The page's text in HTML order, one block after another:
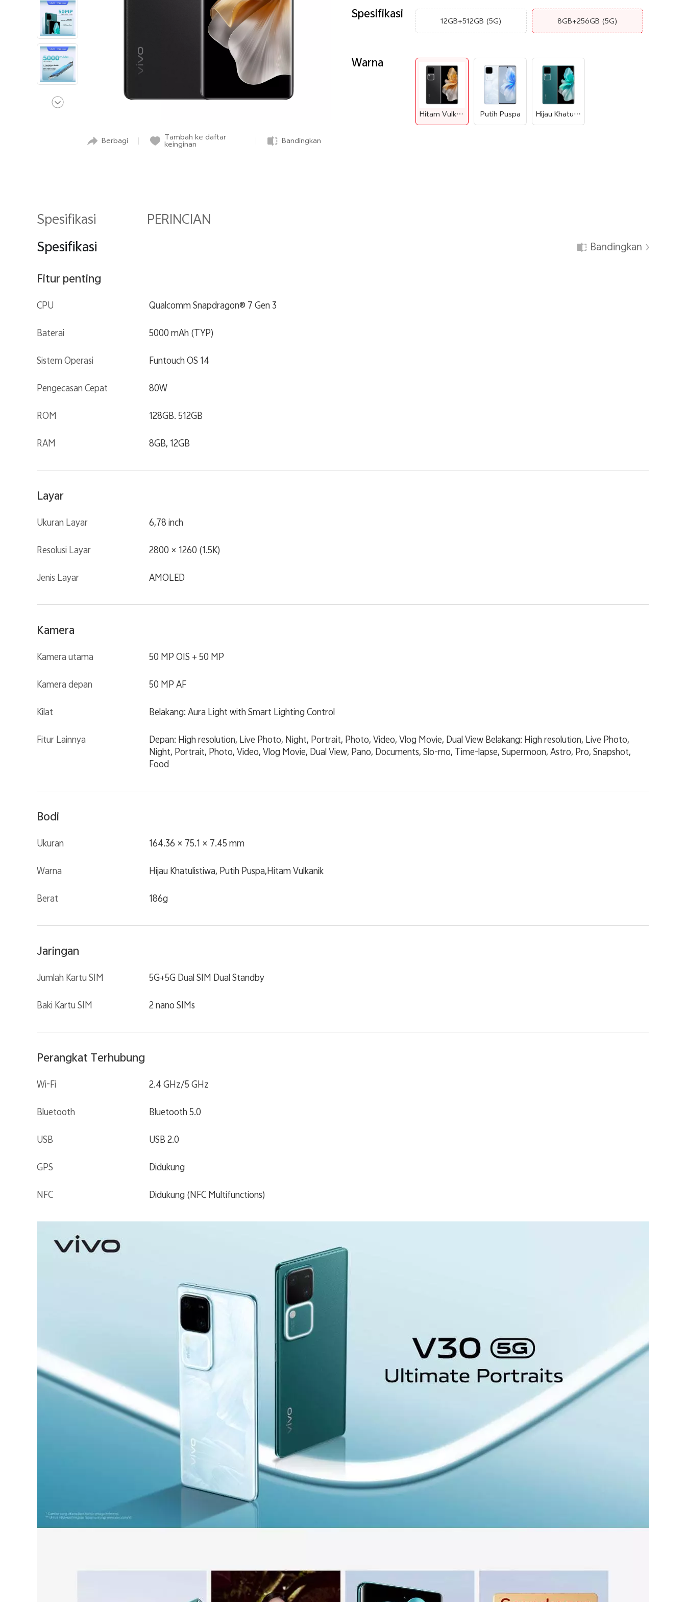
Berbagi
Tambah ke daftar
keinginan
Bandingkan
Spesifikasi
12GB+512GB (5G) 8GB+256GB (5G)
Warna
Hitam Vulkanik Putih Puspa Hijau Khatulistiwa
Spesifikasi PERINCIAN
Spesifikasi Bandingkan
Fitur penting
CPU Qualcomm Snapdragon® 7 Gen 3
Baterai 5000 mAh (TYP)
Sistem Operasi Funtouch OS 14
Pengecasan Cepat 80W
ROM 128GB. 512GB
RAM 8GB, 12GB
Layar
Ukuran Layar 6,78 inch
Resolusi Layar 2800 × 1260 (1.5K)
Jenis Layar AMOLED
Kamera
Kamera utama 50 MP OIS + 50 MP
Kamera depan 50 MP AF
Kilat Belakang: Aura Light with Smart Lighting Control
Fitur Lainnya
Depan: High resolution, Live Photo, Night, Portrait, Photo, Video, Vlog Movie, Dual View Belakang: High resolution, Live Photo,
Night, Portrait, Photo, Video, Vlog Movie, Dual View, Pano, Documents, Slo-mo, Time-lapse, Supermoon, Astro, Pro, Snapshot,
Food
Bodi
Ukuran 164.36 × 75.1 × 7.45 mm
Warna Hijau Khatulistiwa, Putih Puspa,Hitam Vulkanik
Berat 186g
Jaringan
Jumlah Kartu SIM 5G+5G Dual SIM Dual Standby
Baki Kartu SIM 2 nano SIMs
Perangkat Terhubung
Wi-Fi 2.4 GHz/5 GHz
Bluetooth Bluetooth 5.0
USB USB 2.0
GPS Didukung
NFC Didukung (NFC Multifunctions)